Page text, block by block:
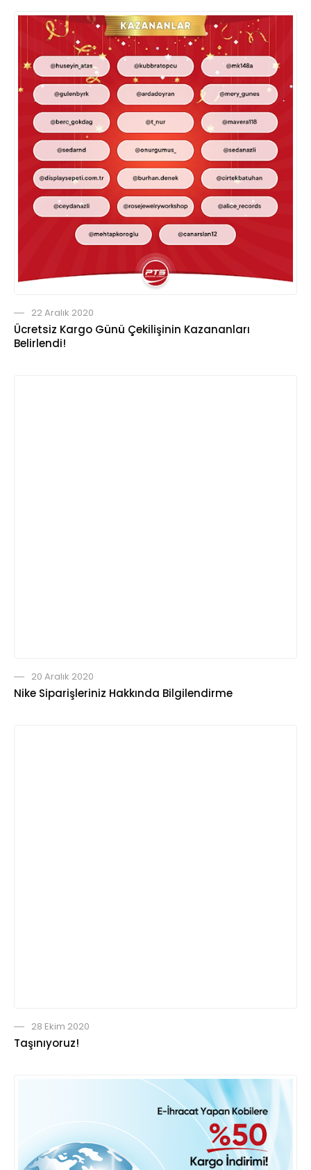
22 Aralık 2020
Ücretsiz Kargo Günü Çekilişinin Kazananları
Belirlendi!
20 Aralık 2020
Nike Siparişleriniz Hakkında Bilgilendirme
28 Ekim 2020
Taşınıyoruz!